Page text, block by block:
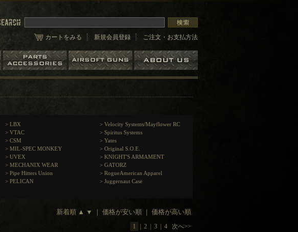
カートをみる 新規会員登録 ご注文・お支払方法
> LBX > Velocity Systems/Mayflower RC
> VTAC > Spiritus Systems
> CSM > Yates
> MIL-SPEC MONKEY > Original S.O.E.
> UVEX > KNIGHT'S ARMAMENT
> MECHANIX WEAR > GATORZ
> Pipe Hitters Union > RogueAmerican Apparel
> PELICAN > Juggernaut Case
新着順 ▲ ▼ 価格が安い順
価格が高い順
1
2 3 4 次へ>>